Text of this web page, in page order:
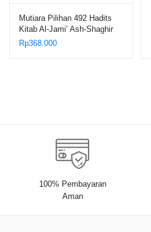
Mutiara Pilihan 492 Hadits
Kitab Al-Jami’ Ash-Shaghir
dan Syarahnya
Rp368.000
100% Pembayaran
Aman